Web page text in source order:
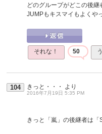
どのグループがどこの後継
JUMPもキスマイもよくや
それな！ 50
104 きっと・・・ より
2016年7月19日 5:35 PM
きっと「嵐」の後継者は